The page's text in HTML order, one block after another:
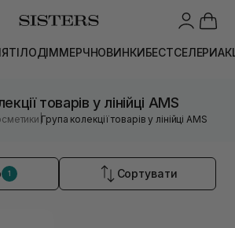
ТІЛОДІММЕРЧНОВИНКИБЕСТСЕЛЕРИ
товарів у лінійці AMS
|Група колекції товарів у лінійці AMS
1 Сортувати